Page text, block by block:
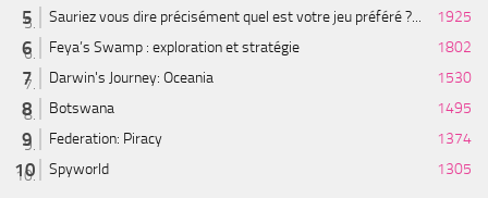
Sauriez vous dire précisément quel est votre jeu préféré ?...
1925
Feya’s Swamp : exploration et stratégie
1802
Darwin's Journey: Oceania
1530
Botswana
1495
Federation: Piracy
1374
Spyworld
1305